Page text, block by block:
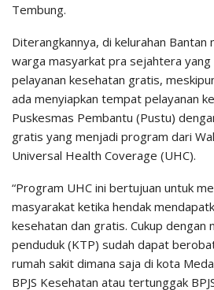
Tembung.
Diterangkannya, di kelurahan Bantan
warga masyarkat pra sejahtera
pelayanan kesehatan gratis,
ada menyiapkan tempat pelayanan
Puskesmas Pembantu (Pustu)
gratis yang menjadi program dari
Universal Health Coverage (UHC).
“Program UHC ini bertujuan untuk
masyarakat ketika hendak
kesehatan dan gratis. Cukup dengan
penduduk (KTP) sudah dapat
rumah sakit dimana saja di kota
BPJS Kesehatan atau tertunggak